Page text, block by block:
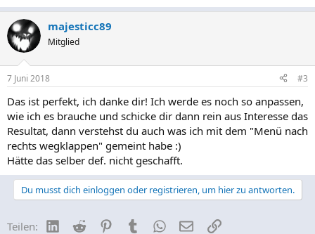
majesticc89
Mitglied
7 Juni 2018 #3
Das ist perfekt, ich danke dir! Ich werde es noch so anpassen,
wie ich es brauche und schicke dir dann rein aus Interesse das
Resultat, dann verstehst du auch was ich mit dem "Menü nach
rechts wegklappen" gemeint habe :)
Hätte das selber def. nicht geschafft.
Du musst dich einloggen oder registrieren, um hier zu antworten.
Teilen: LinkedIn
Reddit PinterestTumblrWhatsApp
E-MailLink